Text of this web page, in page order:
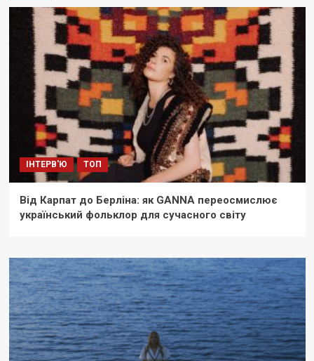
ІНТЕРВ'Ю ТОП
Від Карпат до Берліна: як GANNA переосмислює
український фольклор для сучасного світу